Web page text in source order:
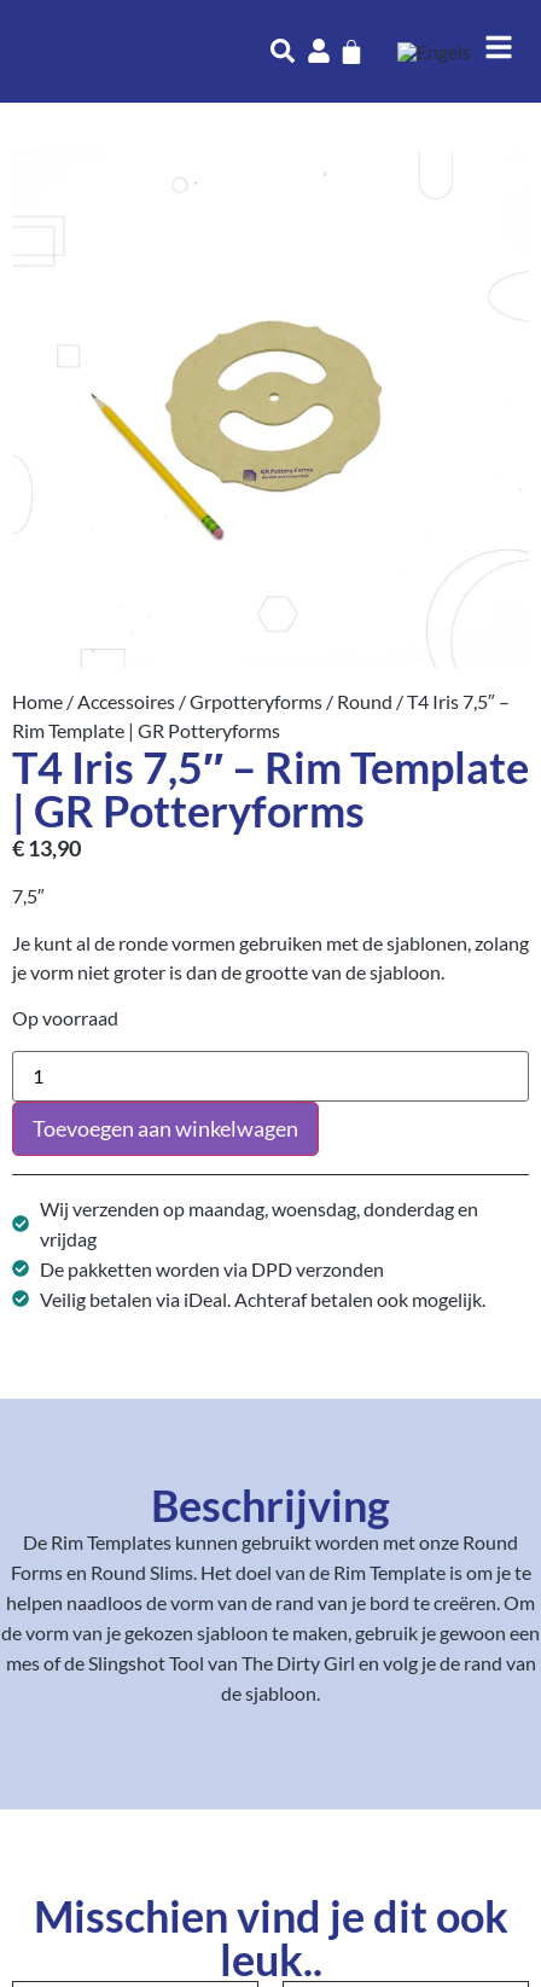
Home /Accessoires /Grpotteryforms / Round / T4 Iris 7,5″ –
Rim Template | GR Potteryforms
T4 Iris 7,5″ – Rim Template
| GR Potteryforms
€13,90
7,5″
Je kunt al de ronde vormen gebruiken met de sjablonen, zolang
je vorm niet groter is dan de grootte van de sjabloon.
Op voorraad
Toevoegen aan winkelwagen
Wij verzenden op maandag, woensdag, donderdag en
vrijdag
De pakketten worden via DPD verzonden
Veilig betalen via iDeal. Achteraf betalen ook mogelijk.
Beschrijving
De Rim Templates kunnen gebruikt worden met onze Round
Forms en Round Slims. Het doel van de Rim Template is om je te
helpen naadloos de vorm van de rand van je bord te creëren. Om
de vorm van je gekozen sjabloon te maken, gebruik je gewoon een
mes of de Slingshot Tool van The Dirty Girl en volg je de rand van
de sjabloon.
Misschien vind je dit ook
leuk..